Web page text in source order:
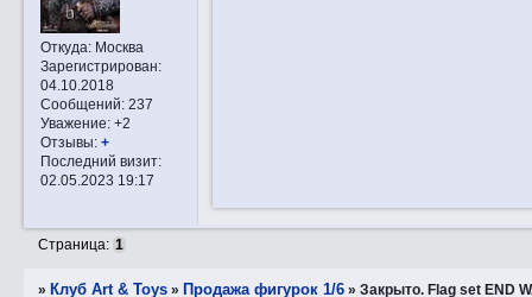
Откуда:Москва
Зарегистрирован:
04.10.2018
Сообщений:237
Уважение: +2
Отзывы: +
Последний визит:
02.05.2023 19:17
Страница: 1
» Клуб Art & Toys » Продажа фигурок 1/6 »Закрытo. Flag set END